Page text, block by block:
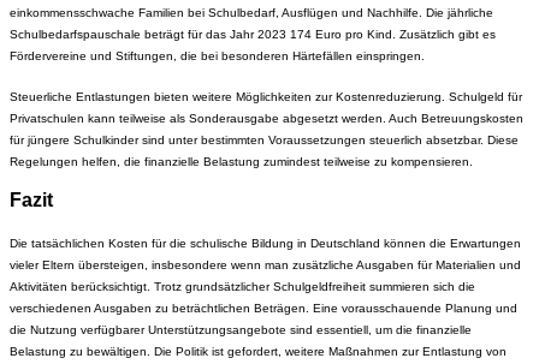
einkommensschwache Familien bei Schulbedarf, Ausflügen und Nachhilfe. Die jährliche
Schulbedarfspauschale beträgt für das Jahr 2023 174 Euro pro Kind. Zusätzlich gibt es
Fördervereine und Stiftungen, die bei besonderen Härtefällen einspringen.
Steuerliche Entlastungen bieten weitere Möglichkeiten zur Kostenreduzierung. Schulgeld für
Privatschulen kann teilweise als Sonderausgabe abgesetzt werden. Auch Betreuungskosten
für jüngere Schulkinder sind unter bestimmten Voraussetzungen steuerlich absetzbar. Diese
Regelungen helfen, die finanzielle Belastung zumindest teilweise zu kompensieren.
Fazit
Die tatsächlichen Kosten für die schulische Bildung in Deutschland können die Erwartungen
vieler Eltern übersteigen, insbesondere wenn man zusätzliche Ausgaben für Materialien und
Aktivitäten berücksichtigt. Trotz grundsätzlicher Schulgeldfreiheit summieren sich die
verschiedenen Ausgaben zu beträchtlichen Beträgen. Eine vorausschauende Planung und
die Nutzung verfügbarer Unterstützungsangebote sind essentiell, um die finanzielle
Belastung zu bewältigen. Die Politik ist gefordert, weitere Maßnahmen zur Entlastung von